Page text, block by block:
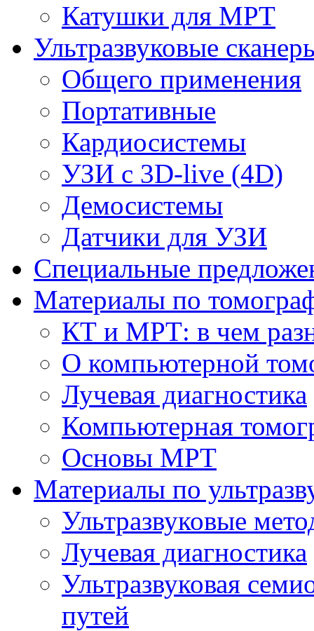
Катушки для МРТ
Ультразвуковые
Общего применения
Портативные
Кардиосистемы
УЗИ с 3D-live (4D)
Демосистемы
Датчики для УЗИ
Cпециальные
Материалы по
КТ и МРТ: в чем
О компьютерной
Лучевая диагностика
Компьютерная
Основы МРТ
Материалы по
Ультразвуковые
Лучевая диагностика
Ультразвуковая
путей